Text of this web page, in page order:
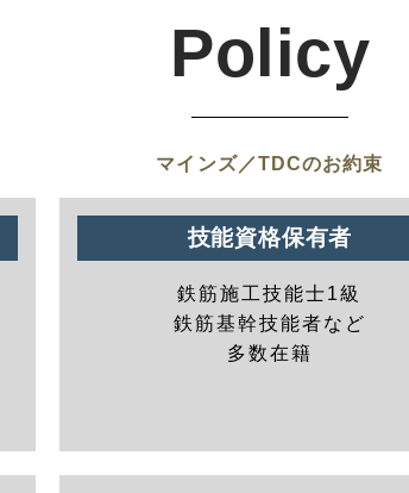
Policy
マインズ／TDCのお約束
技能資格保有者
鉄筋施工技能士1級
鉄筋基幹技能者など
多数在籍